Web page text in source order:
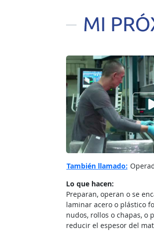
También llamado:
Lo que hacen:
Preparan, operan o se
laminar acero o plástico
nudos, rollos o chapas, o
reducir el espesor del